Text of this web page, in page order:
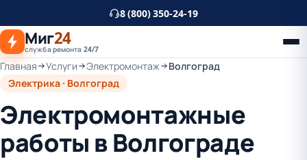
основному
контенту
8 (800) 350-24-19
Миг24
служба ремонта 24/7
Главная Услуги Электромонтаж
Волгоград
Электрика · Волгоград
Электромонтажные
работы в Волгограде